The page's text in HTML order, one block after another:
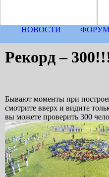
НОВОСТИ ФОРУМ
Рекорд –
Бывают моменты при
смотрите вверх и видите
вы можете проверить 300